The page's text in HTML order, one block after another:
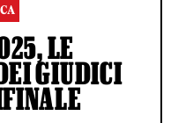
LE
GIUDICI